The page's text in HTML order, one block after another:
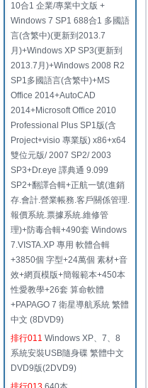
10合1 企業/專業中文版 +
Windows 7 SP1 688合1 多國語
言(含繁中)(更新到2013.7
月)+Windows XP SP3(更新到
2013.7月)+Windows 2008 R2
SP1多國語言(含繁中)+MS
Office 2014+AutoCAD
2014+Microsoft Office 2010
Professional Plus SP1版(含
Project+visio 專業版) x86+x64
雙位元版/ 2007 SP2/ 2003
SP3+Dr.eye 譯典通 9.099
SP2+翻譯合輯+正航一號(進銷
存.會計.營業帳務.客戶關係管理.
報價系統.票據系統.維修管
理)+防毒合輯+490套 Windows
7.VISTA.XP 專用 軟體合輯
+3850個 字型+24萬個 素材+音
效+網頁模版+簡報範本+450本
性愛教學+26套 算命軟體
+PAPAGO 7 衛星導航系統 繁體
中文 (8DVD9)
排行011 Windows XP、7、8
系統安裝USB隨身碟 繁體中文
DVD9版(2DVD9)